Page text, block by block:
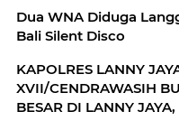
Dua WNA Diduga
Bali Silent Disco
KAPOLRES LANNY
XVII/CENDRAWASIH
BESAR DI LANNY